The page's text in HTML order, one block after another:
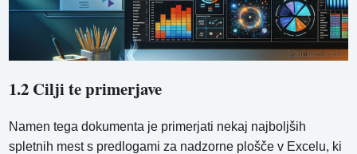
1.2 Cilji te primerjave
Namen tega dokumenta je primerjati nekaj najboljših
spletnih mest s predlogami za nadzorne plošče v Excelu, ki